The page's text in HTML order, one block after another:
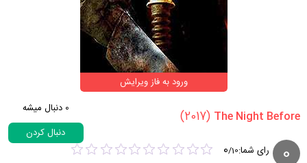
ورود به فاز ویرایش
(2017)
0 دنبال میشه
دنبال کردن
0 رای شما: 0/10